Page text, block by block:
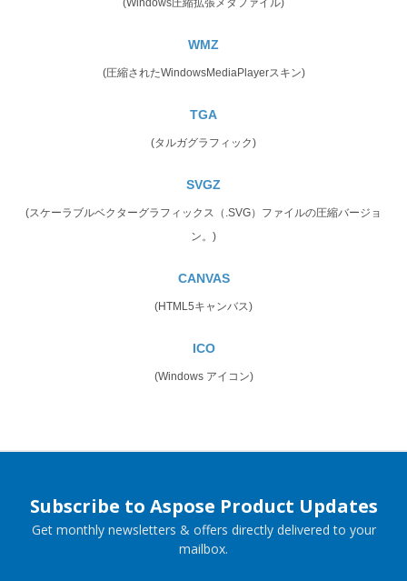
WMZ
(圧縮されたWindowsMediaPlayerスキン)
TGA
(タルガグラフィック)
SVGZ
(スケーラブルベクターグラフィックス（.SVG）ファイルの圧縮バージョ
ン。)
CANVAS
(HTML5キャンバス)
ICO
(Windows アイコン)
Subscribe to Aspose Product Updates
Get monthly newsletters & offers directly delivered to your
mailbox.